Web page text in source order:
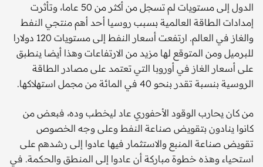
الدول إلى مستويات لم تسجل من أكثر من 50 عاما، وتأثرت
إمدادات الطاقة العالمية بسبب روسيا أحد أهم منتجي النفط
والغاز في العالم. ارتفعت أسعار النفط إلى مستويات 120 دولارا
للبرميل ومن المتوقع لها مزيد من الارتفاعات وهذا أيضا ينطبق
على أسعار الغاز في أوروبا التي تعتمد على مصادر الطاقة
الروسية بنسبة تقدر بنحو 40 في المائة من مجمل استهلاكها.
من كان يحارب الوقود الأحفوري عاد ليخطب وده، فبعض من
كانوا ينادون بتقويض صناعة النفط وعلى وجه الخصوص
تقويض صناعة المنبع والاستثمار فيها عادوا إلى رشدهم على
استحياء وهذه خطوة مباركة أن عادوا إلى المنطق والحكمة. في